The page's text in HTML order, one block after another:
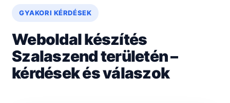
GYAKORI KÉRDÉSEK
Weboldal készítés
Szalaszend területén –
kérdések és válaszok